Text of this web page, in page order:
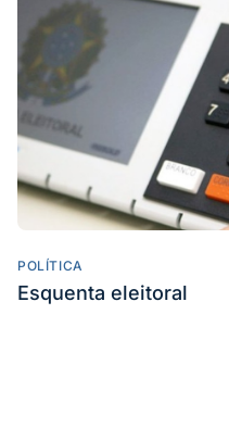
POLÍTICA
Esquenta eleitoral